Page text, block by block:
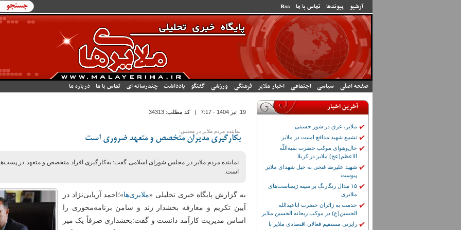
آرشیو پیوندها تماس با ما Rss فرم
جستجو
صفحه اصلی سیاسی اجتماعی اخبار ملایر فرهنگی ورزشی گفتگو یادداشت چندرسانه ای تماس با ما درباره ما
19. تير 1404 - 7:17 |کد مطلب:34313
نماینده مردم ملایر در مجلس:
بکارگیری مدیران متخصص و متعهد ضروری است
نماینده مردم ملایر در مجلس شورای اسلامی گفت: به‌کارگیری افراد متخصص و متعهد در
است.
به گزارش پایگاه خبری تحلیلی «ملایری‌ها»؛احمد آریایی‌نژاد در
آیین تکریم و معارفه بخشدار زند و سامن برنامه‌محوری را
اساس مدیریت کارآمد دانست و گفت:بخشداری صرفاً یک میز
آخرین اخبار
ملایر، غرق در شور حسینی
تشییع شهید مدافع امنیت در ملایر
حال‌وهوای موکب حضرت بقیة‌اللّٰه
الاعظم(عج) ملایر در کربلا
شهید علیرضا فتحی به خیل شهدای ملایر
پیوست
۱۵ مدال رنگارنگ بر سینه ژیمناست‌های
ملایری
خدمت به زائران حضرت اباعبدالله
الحسین(ع) در موکب ریحانه الحسین ملایر
رایزنی مستقیم فعالان اقتصادی ملایر با